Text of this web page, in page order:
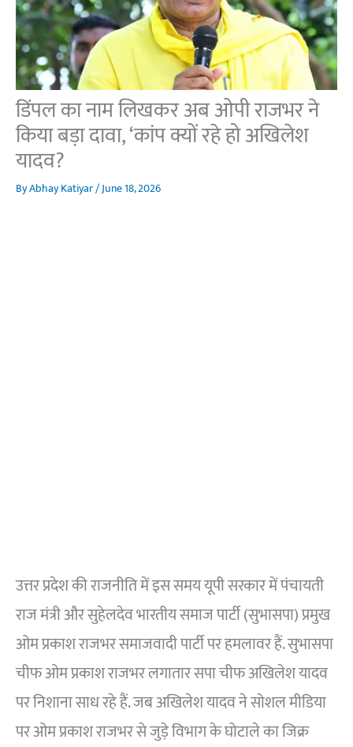
डिंपल का नाम लिखकर अब ओपी राजभर ने
किया बड़ा दावा, ‘कांप क्यों रहे हो अखिलेश
यादव?
ByAbhay Katiyar/June 18, 2026
उत्तर प्रदेश की राजनीति में इस समय यूपी सरकार में पंचायती
राज मंत्री और सुहेलदेव भारतीय समाज पार्टी (सुभासपा) प्रमुख
ओम प्रकाश राजभर समाजवादी पार्टी पर हमलावर हैं. सुभासपा
चीफ ओम प्रकाश राजभर लगातार सपा चीफ अखिलेश यादव
पर निशाना साध रहे हैं. जब अखिलेश यादव ने सोशल मीडिया
पर ओम प्रकाश राजभर से जुड़े विभाग के घोटाले का जिक्र